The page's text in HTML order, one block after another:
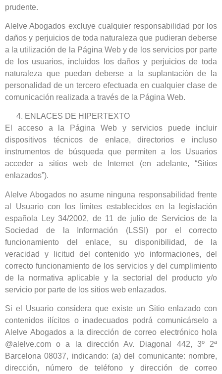
prudente.
Alelve Abogados excluye cualquier responsabilidad por los
daños y perjuicios de toda naturaleza que pudieran deberse
a la utilización de la Página Web y de los servicios por parte
de los usuarios, incluidos los daños y perjuicios de toda
naturaleza que puedan deberse a la suplantación de la
personalidad de un tercero efectuada en cualquier clase de
comunicación realizada a través de la Página Web.
ENLACES DE HIPERTEXTO
El acceso a la Página Web y servicios puede incluir
dispositivos técnicos de enlace, directorios e incluso
instrumentos de búsqueda que permiten a los Usuarios
acceder a sitios web de Internet (en adelante, “Sitios
enlazados”).
Alelve Abogados no asume ninguna responsabilidad frente
al Usuario con los límites establecidos en la legislación
española Ley 34/2002, de 11 de julio de Servicios de la
Sociedad de la Información (LSSI) por el correcto
funcionamiento del enlace, su disponibilidad, de la
veracidad y licitud del contenido y/o informaciones, del
correcto funcionamiento de los servicios y del cumplimiento
de la normativa aplicable y la sectorial del producto y/o
servicio por parte de los sitios web enlazados.
Si el Usuario considera que existe un Sitio enlazado con
contenidos ilícitos o inadecuados podrá comunicárselo a
Alelve Abogados a la dirección de correo electrónico hola
@alelve.com o a la dirección Av. Diagonal 442, 3º 2ª
Barcelona 08037, indicando: (a) del comunicante: nombre,
dirección, número de teléfono y dirección de correo